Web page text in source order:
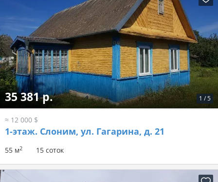
1 /5
35 381 р.
≈ 12 000 $
1-этаж. Слоним, ул. Гагарина, д. 21
55 м2 15 соток